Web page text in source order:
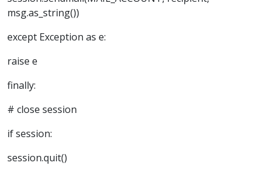
msg.as_string())
except Exception as e:
raise e
finally:
# close session
if session:
session.quit()